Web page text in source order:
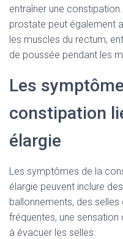
entraîner une
prostate peut également
les muscles du rectum,
de poussée pendant les
Les
constipation
élargie
Les symptômes de la
élargie peuvent inclure
ballonnements, des
fréquentes, une
à évacuer les selles.